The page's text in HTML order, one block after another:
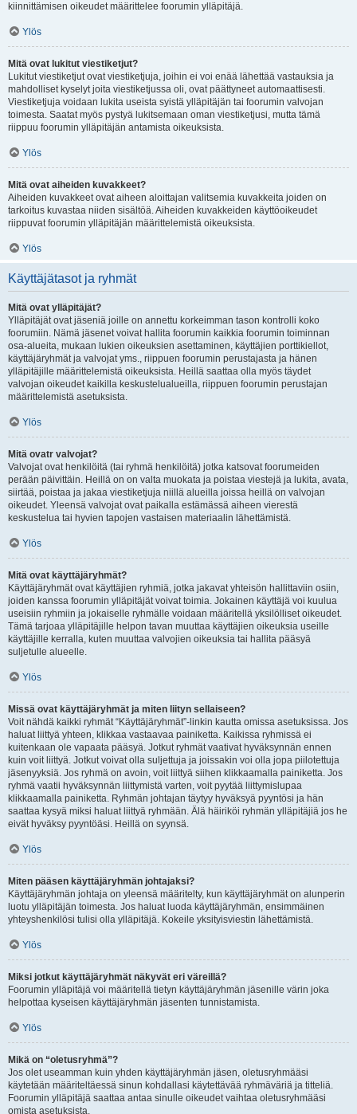
kiinnittämisen oikeudet määrittelee foorumin ylläpitäjä.
Ylös
Mitä ovat lukitut viestiketjut?
Lukitut viestiketjut ovat viestiketjuja, joihin ei voi enää lähettää vastauksia ja
mahdolliset kyselyt joita viestiketjussa oli, ovat päättyneet automaattisesti.
Viestiketjuja voidaan lukita useista syistä ylläpitäjän tai foorumin valvojan
toimesta. Saatat myös pystyä lukitsemaan oman viestiketjusi, mutta tämä
riippuu foorumin ylläpitäjän antamista oikeuksista.
Ylös
Mitä ovat aiheiden kuvakkeet?
Aiheiden kuvakkeet ovat aiheen aloittajan valitsemia kuvakkeita joiden on
tarkoitus kuvastaa niiden sisältöä. Aiheiden kuvakkeiden käyttöoikeudet
riippuvat foorumin ylläpitäjän määrittelemistä oikeuksista.
Ylös
Käyttäjätasot ja ryhmät
Mitä ovat ylläpitäjät?
Ylläpitäjät ovat jäseniä joille on annettu korkeimman tason kontrolli koko
foorumiin. Nämä jäsenet voivat hallita foorumin kaikkia foorumin toiminnan
osa-alueita, mukaan lukien oikeuksien asettaminen, käyttäjien porttikiellot,
käyttäjäryhmät ja valvojat yms., riippuen foorumin perustajasta ja hänen
ylläpitäjille määrittelemistä oikeuksista. Heillä saattaa olla myös täydet
valvojan oikeudet kaikilla keskustelualueilla, riippuen foorumin perustajan
määrittelemistä asetuksista.
Ylös
Mitä ovatr valvojat?
Valvojat ovat henkilöitä (tai ryhmä henkilöitä) jotka katsovat foorumeiden
perään päivittäin. Heillä on on valta muokata ja poistaa viestejä ja lukita, avata,
siirtää, poistaa ja jakaa viestiketjuja niillä alueilla joissa heillä on valvojan
oikeudet. Yleensä valvojat ovat paikalla estämässä aiheen vierestä
keskustelua tai hyvien tapojen vastaisen materiaalin lähettämistä.
Ylös
Mitä ovat käyttäjäryhmät?
Käyttäjäryhmät ovat käyttäjien ryhmiä, jotka jakavat yhteisön hallittaviin osiin,
joiden kanssa foorumin ylläpitäjät voivat toimia. Jokainen käyttäjä voi kuulua
useisiin ryhmiin ja jokaiselle ryhmälle voidaan määritellä yksilölliset oikeudet.
Tämä tarjoaa ylläpitäjille helpon tavan muuttaa käyttäjien oikeuksia useille
käyttäjille kerralla, kuten muuttaa valvojien oikeuksia tai hallita pääsyä
suljetulle alueelle.
Ylös
Missä ovat käyttäjäryhmät ja miten liityn sellaiseen?
Voit nähdä kaikki ryhmät “Käyttäjäryhmät”-linkin kautta omissa asetuksissa. Jos
haluat liittyä yhteen, klikkaa vastaavaa painiketta. Kaikissa ryhmissä ei
kuitenkaan ole vapaata pääsyä. Jotkut ryhmät vaativat hyväksynnän ennen
kuin voit liittyä. Jotkut voivat olla suljettuja ja joissakin voi olla jopa piilotettuja
jäsenyyksiä. Jos ryhmä on avoin, voit liittyä siihen klikkaamalla painiketta. Jos
ryhmä vaatii hyväksynnän liittymistä varten, voit pyytää liittymislupaa
klikkaamalla painiketta. Ryhmän johtajan täytyy hyväksyä pyyntösi ja hän
saattaa kysyä miksi haluat liittyä ryhmään. Älä häiriköi ryhmän ylläpitäjiä jos he
eivät hyväksy pyyntöäsi. Heillä on syynsä.
Ylös
Miten pääsen käyttäjäryhmän johtajaksi?
Käyttäjäryhmän johtaja on yleensä määritelty, kun käyttäjäryhmät on alunperin
luotu ylläpitäjän toimesta. Jos haluat luoda käyttäjäryhmän, ensimmäinen
yhteyshenkilösi tulisi olla ylläpitäjä. Kokeile yksityisviestin lähettämistä.
Ylös
Miksi jotkut käyttäjäryhmät näkyvät eri väreillä?
Foorumin ylläpitäjä voi määritellä tietyn käyttäjäryhmän jäsenille värin joka
helpottaa kyseisen käyttäjäryhmän jäsenten tunnistamista.
Ylös
Mikä on “oletusryhmä”?
Jos olet useamman kuin yhden käyttäjäryhmän jäsen, oletusryhmääsi
käytetään määriteltäessä sinun kohdallasi käytettävää ryhmäväriä ja titteliä.
Foorumin ylläpitäjä saattaa antaa sinulle oikeudet vaihtaa oletusryhmääsi
omista asetuksista.